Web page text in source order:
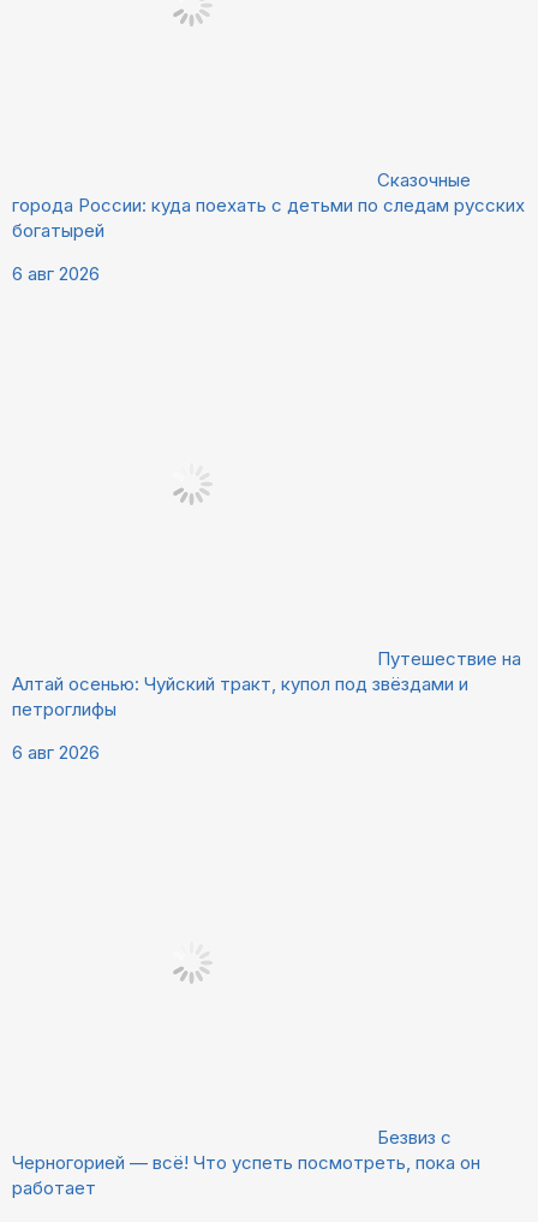
Сказочные
города России: куда поехать с детьми по следам русских
богатырей
6 авг 2026
Путешествие на
Алтай осенью: Чуйский тракт, купол под звёздами и
петроглифы
6 авг 2026
Безвиз с
Черногорией — всё! Что успеть посмотреть, пока он
работает